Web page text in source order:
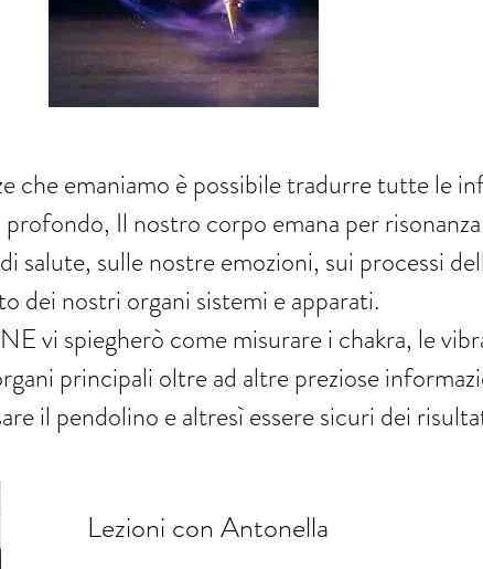
che emaniamo è possibile tradurre tutte le
Il nostro corpo emana per
salute, sulle nostre emozioni, sui processi
dei nostri organi sistemi e apparati.
vi spiegherò come misurare i chakra, le
principali oltre ad altre preziose
il pendolino e altresì essere sicuri dei
Lezioni con Antonella